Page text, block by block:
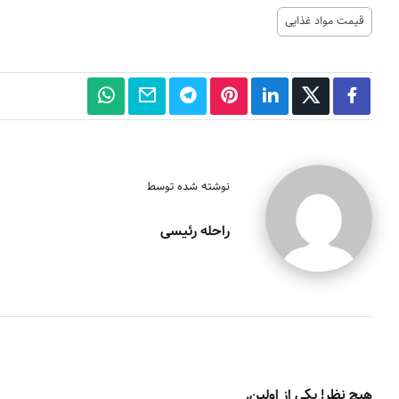
قیمت مواد غذایی
نوشته شده توسط
راحله رئیسی